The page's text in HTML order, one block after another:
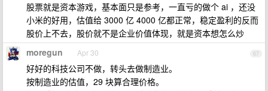
股票就是资本游戏，基本面只是参考，一直亏的做个 ai ，还没
小米的好用，估值给 3000 亿 4000 亿都正常，稳定盈利的反而
股价上不去，股价就不是企业价值体现，就是资本想怎么炒
67
moregun Apr 30
好好的科技公司不做，转头去做制造业。
按制造业的估值，29 块算合理价格。